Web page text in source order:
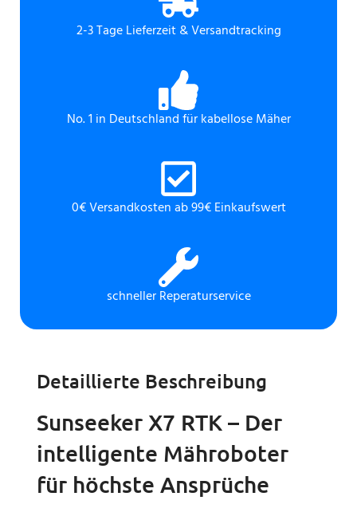
2-3 Tage Lieferzeit & Versandtracking
No. 1 in Deutschland für kabellose Mäher
0€ Versandkosten ab 99€ Einkaufswert
schneller Reperaturservice
Detaillierte Beschreibung
Sunseeker X7 RTK – Der
intelligente Mähroboter
für höchste Ansprüche